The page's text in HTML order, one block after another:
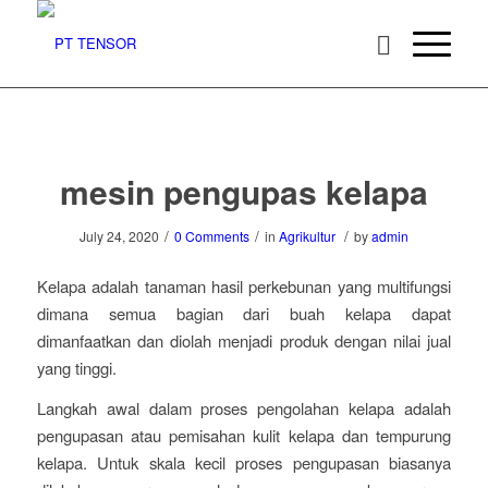
mesin pengupas kelapa
July 24, 2020 / 0 Comments / in Agrikultur / byadmin
Kelapa adalah tanaman hasil perkebunan yang multifungsi
dimana semua bagian dari buah kelapa dapat
dimanfaatkan dan diolah menjadi produk dengan nilai jual
yang tinggi.
Langkah awal dalam proses pengolahan kelapa adalah
pengupasan atau pemisahan kulit kelapa dan tempurung
kelapa. Untuk skala kecil proses pengupasan biasanya